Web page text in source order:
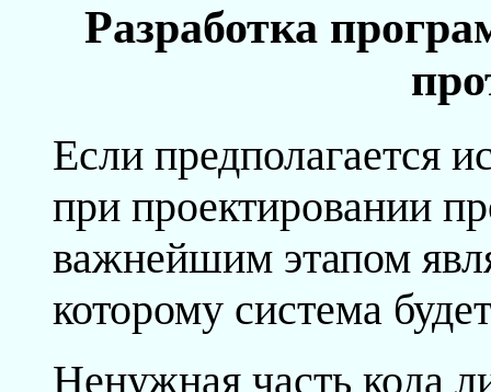
Разработка
Если предполагается
при проектировании
важнейшим этапом
которому система
Ненужная часть кода